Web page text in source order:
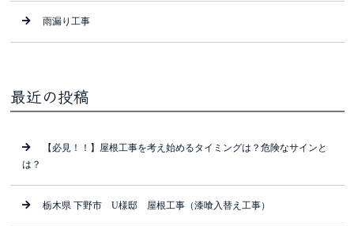
雨漏り工事
最近の投稿
【必見！！】屋根工事を考え始めるタイミングは？危険なサインと
は？
栃木県 下野市 U様邸 屋根工事（漆喰入替え工事）